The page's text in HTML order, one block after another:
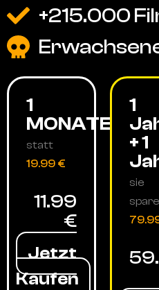
+215.000
1
MONATE
statt
19.99 €
11.99
€
Jetzt
Kaufen
1
+ 1
sie